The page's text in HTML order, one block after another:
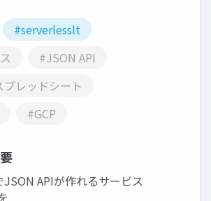
#serverlesslt
#JSON API
レッドシート
#GCP
APIが作れるサービス